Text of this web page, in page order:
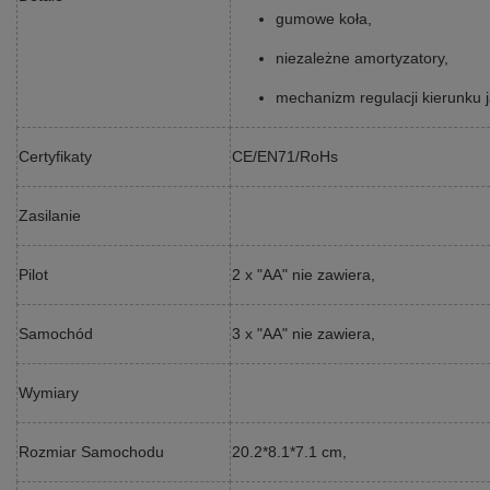
gumowe koła,
niezależne amortyzatory,
mechanizm regulacji kierunku
Certyfikaty CE/EN71/RoHs
Zasilanie
Pilot 2 x "AA" nie zawiera,
Samochód 3 x "AA" nie zawiera,
Wymiary
Rozmiar Samochodu 20.2*8.1*7.1 cm,